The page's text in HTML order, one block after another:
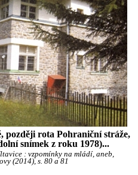
později rota Pohraniční stráže,
snímek z roku 1978)...
: vzpomínky na mládí, aneb,
(2014), s. 80 a 81